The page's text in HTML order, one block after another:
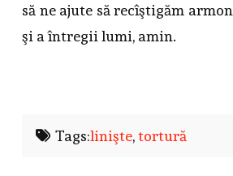
să ne ajute să recîştigăm
şi a întregii lumi, amin.
Tags:linişte,tortură